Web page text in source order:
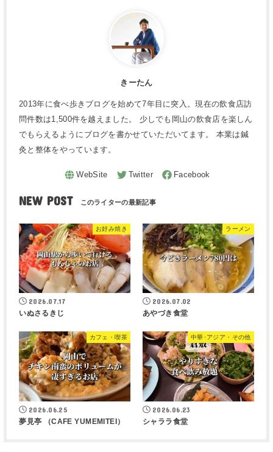
きーたん
2013年に食べ歩きブログを始めて7年目に突入。現在の飲食店訪
問件数は1,500件を越えました。 少しでも岡山の飲食店を楽しん
でもらえるようにブログを書かせていただいてます。 本業は鍼
灸と整体をやっています。
NEW POST
お好み焼き
2026.07.17
いぬさるきじ
ラーメン
2026.07.02
あやづき食堂
カフェ・喫茶
2026.06.25
夢見亭 （CAFE YUMEMITEI）
中華･アジア・その他
2026.06.23
シャララ食堂